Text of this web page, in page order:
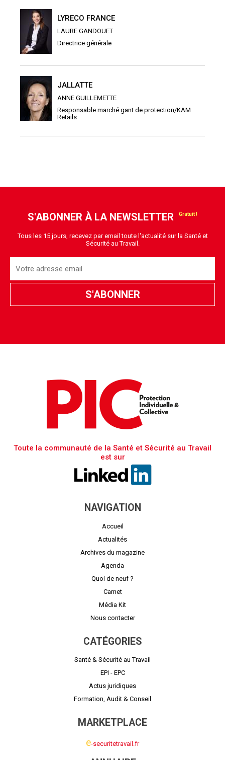
LYRECO FRANCE
LAURE GANDOUET
Directrice générale
JALLATTE
ANNE GUILLEMETTE
Responsable marché gant de protection/KAM
Retails
S'ABONNER À LA NEWSLETTER
Tous les 15 jours, recevez par email toute l'actualité sur la Santé et
Sécurité au Travail.
Toute la communauté de la Santé et Sécurité au Travail
est sur
NAVIGATION
Accueil
Actualités
Archives du magazine
Agenda
Quoi de neuf ?
Carnet
Média Kit
Nous contacter
CATÉGORIES
Santé & Sécurité au Travail
EPI - EPC
Actus juridiques
Formation, Audit & Conseil
MARKETPLACE
e-securitetravail.fr